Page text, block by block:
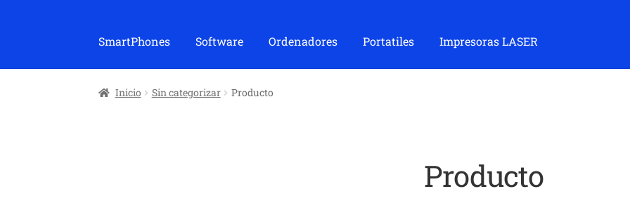
SmartPhones Software Ordenadores Portatiles Impresoras LASER
Inicio Sin categorizar Producto
Producto